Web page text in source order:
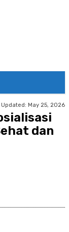
Updated: May 25, 2026
dan